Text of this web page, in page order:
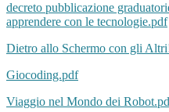
decreto pubblicazione
apprendere con le tecnologie.pdf
Dietro allo Schermo con gli
Giocoding.pdf
Viaggio nel Mondo dei